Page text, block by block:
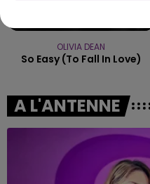
OLIVIA DEAN
So Easy (to Fall In Love)
A L'ANTENNE